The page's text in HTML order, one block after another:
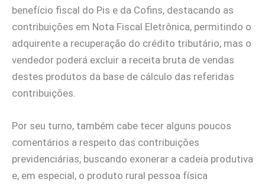
benefício fiscal do Pis e da Cofins, destacando as
contribuições em Nota Fiscal Eletrônica, permitindo o
adquirente a recuperação do crédito tributário, mas o
vendedor poderá excluir a receita bruta de vendas
destes produtos da base de cálculo das referidas
contribuições.
Por seu turno, também cabe tecer alguns poucos
comentários a respeito das contribuições
previdenciárias, buscando exonerar a cadeia produtiva
e, em especial, o produto rural pessoa física